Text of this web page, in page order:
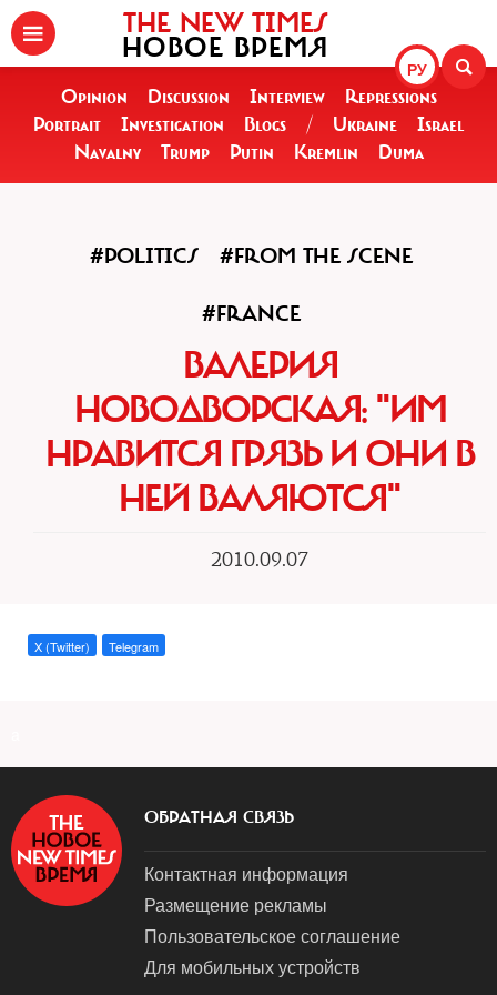
РУ
THE NEW TIMES
НОВОЕ ВРЕМЯ
Opinion Discussion Interview
Repressions
Portrait
Investigation Blogs / Ukraine
Israel
Navalny
Trump Putin Kremlin Duma
#POLITICS #FROM THE SCENE
#FRANCE
ВАЛЕРИЯ
НОВОДВОРСКАЯ: "ИМ
НРАВИТСЯ ГРЯЗЬ И ОНИ В
НЕЙ ВАЛЯЮТСЯ"
2010.09.07
X (Twitter) Telegram
ОБРАТНАЯ СВЯЗЬ
Контактная информация
Размещение рекламы
Пользовательское соглашение
Для мобильных устройств